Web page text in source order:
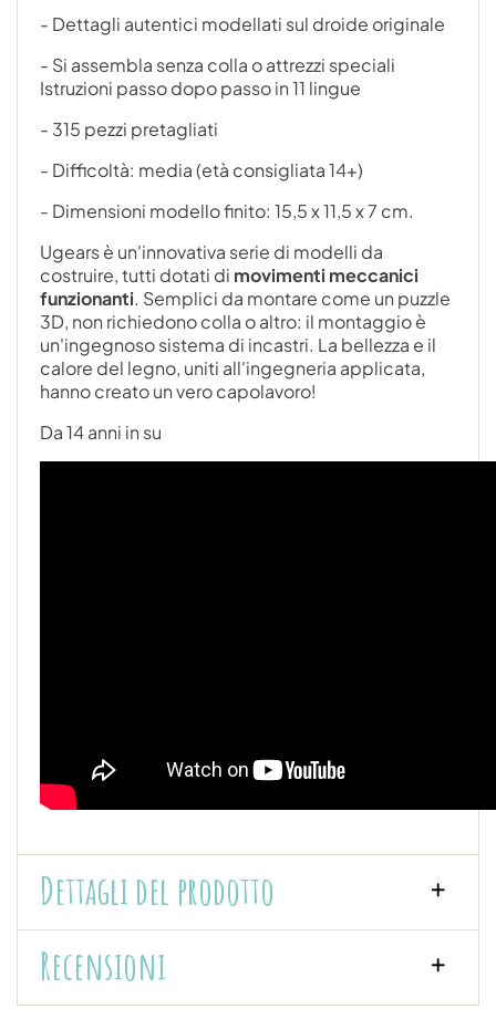
- Dettagli autentici modellati sul droide originale
- Si assembla senza colla o attrezzi speciali
Istruzioni passo dopo passo in 11 lingue
- 315 pezzi pretagliati
- Difficoltà: media (età consigliata 14+)
- Dimensioni modello finito: 15,5 x 11,5 x 7 cm.
Ugears è un'innovativa serie di modelli da
costruire, tutti dotati di movimenti meccanici
funzionanti. Semplici da montare come un puzzle
3D, non richiedono colla o altro: il montaggio è
un'ingegnoso sistema di incastri. La bellezza e il
calore del legno, uniti all'ingegneria applicata,
hanno creato un vero capolavoro!
Da 14 anni in su
Dettagli del prodotto
Recensioni